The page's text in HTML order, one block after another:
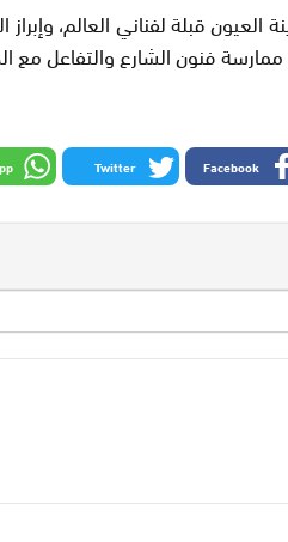
قبلة لفناني العالم، وإبراز
فنون الشارع والتفاعل مع
Facebook
Twitter